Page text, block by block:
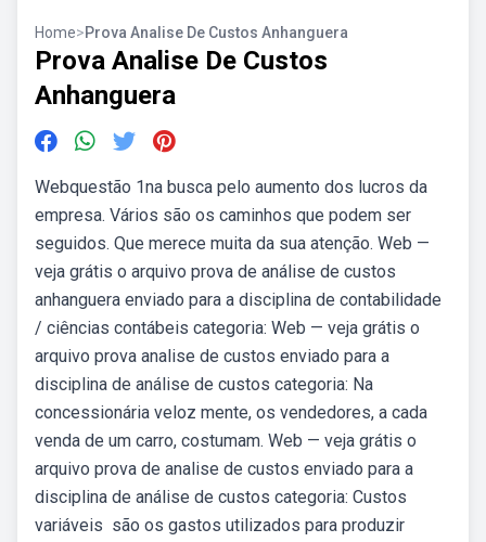
Home>Prova Analise De Custos Anhanguera
Prova Analise De Custos
Anhanguera
Webquestão 1na busca pelo aumento dos lucros da
empresa. Vários são os caminhos que podem ser
seguidos. Que merece muita da sua atenção. Web —
veja grátis o arquivo prova de análise de custos
anhanguera enviado para a disciplina de contabilidade
/ ciências contábeis categoria: Web — veja grátis o
arquivo prova analise de custos enviado para a
disciplina de análise de custos categoria: Na
concessionária veloz mente, os vendedores, a cada
venda de um carro, costumam. Web — veja grátis o
arquivo prova de analise de custos enviado para a
disciplina de análise de custos categoria: Custos
variáveis ­ são os gastos utilizados para produzir